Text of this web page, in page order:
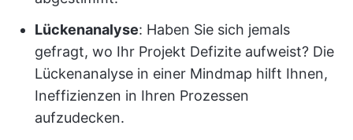
Lückenanalyse: Haben Sie sich jemals
gefragt, wo Ihr Projekt Defizite aufweist? Die
Lückenanalyse in einer Mindmap hilft Ihnen,
Ineffizienzen in Ihren Prozessen
aufzudecken.